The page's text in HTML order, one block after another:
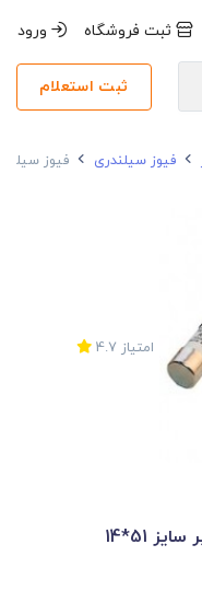
ثبت فروشگاه ورود
ثبت استعلام
فیوز سیلندری فیوز سیلندری
امتیاز 4.7